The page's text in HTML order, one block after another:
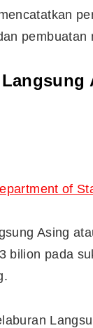
of
Asing
bilion pada